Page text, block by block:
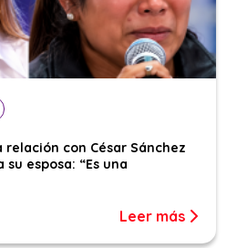
con César Sánchez
esposa: “Es una
Leer más